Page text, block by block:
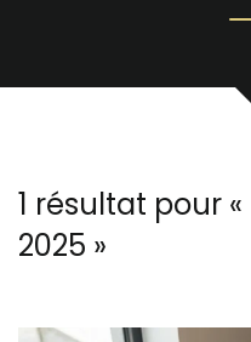
1 résultat pour «
2025 »